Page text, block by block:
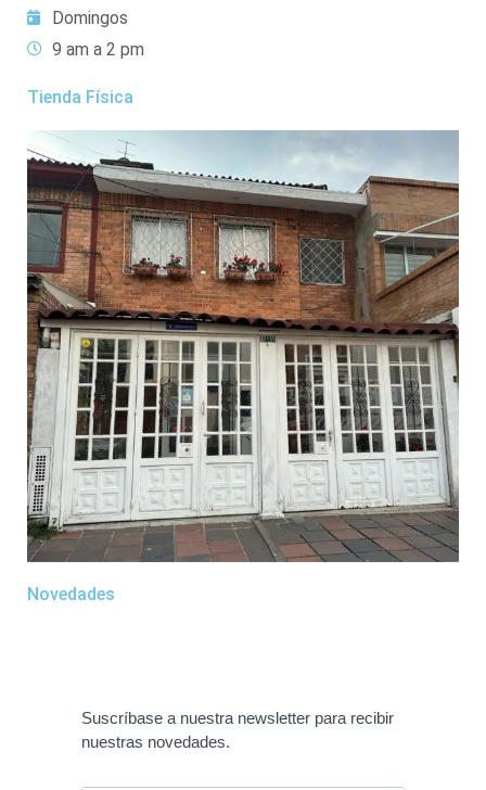
Domingos
9 am a 2 pm
Tienda Física
Novedades
Suscríbase a nuestra newsletter para recibir
nuestras novedades.